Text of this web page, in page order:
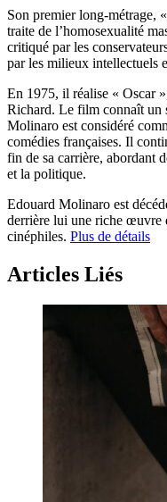
Son premier long-métrage,
traite de l’homosexualité
critiqué par les
par les milieux intellectuels
En 1975, il réalise « Oscar
Richard. Le film connaît un
Molinaro est considéré
comédies françaises. Il
fin de sa carrière, abordant
et la politique.
Edouard Molinaro est
derrière lui une riche œuvre
cinéphiles. Plus de détails
Articles Liés